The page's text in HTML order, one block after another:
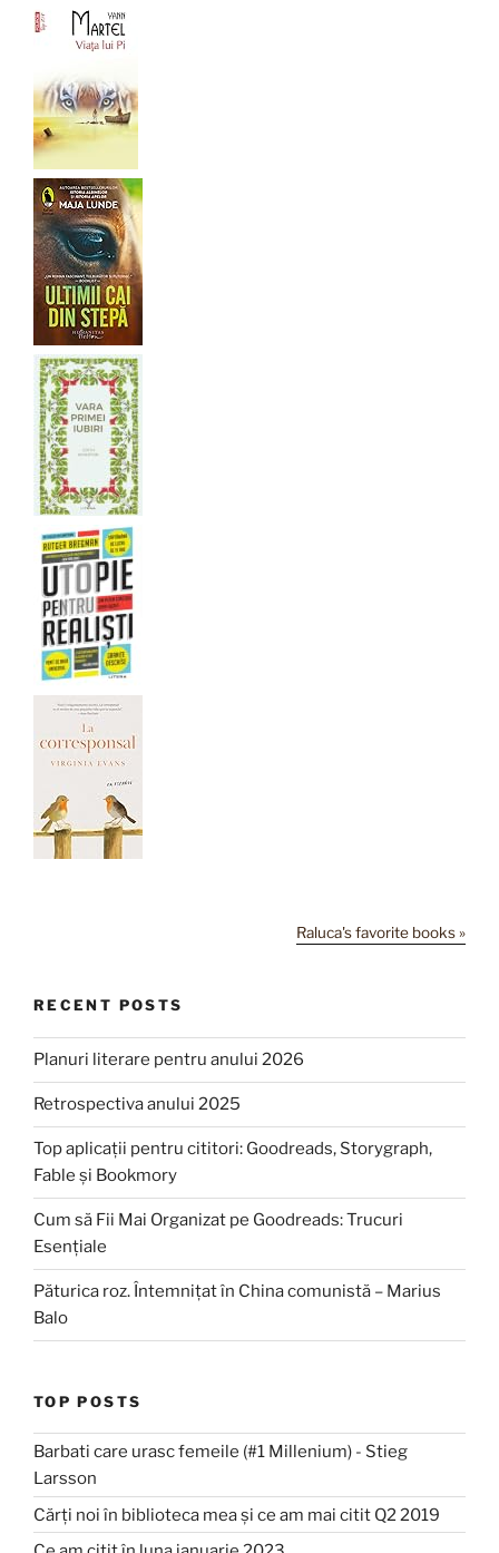
Raluca's favorite books »
RECENT POSTS
Planuri literare pentru anului 2026
Retrospectiva anului 2025
Top aplicații pentru cititori: Goodreads, Storygraph,
Fable și Bookmory
Cum să Fii Mai Organizat pe Goodreads: Trucuri
Esențiale
Păturica roz. Întemnițat în China comunistă – Marius
Balo
TOP POSTS
Barbati care urasc femeile (#1 Millenium) - Stieg
Larsson
Cărți noi în biblioteca mea și ce am mai citit Q2 2019